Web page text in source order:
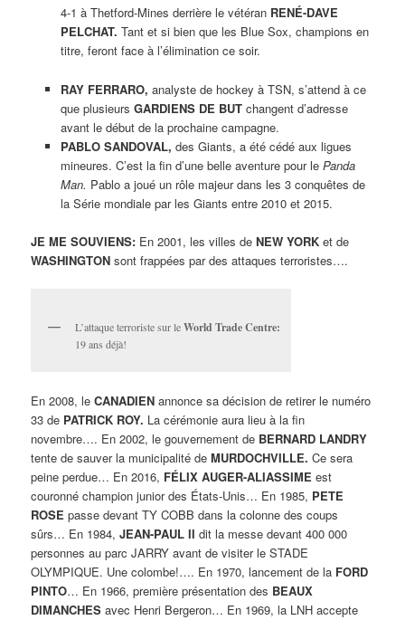
4-1 à Thetford-Mines derrière le vétéran RENÉ-DAVE
PELCHAT. Tant et si bien que les Blue Sox, champions en
titre, feront face à l’élimination ce soir.
RAY FERRARO, analyste de hockey à TSN, s’attend à ce
que plusieurs GARDIENS DE BUTchangent d’adresse
avant le début de la prochaine campagne.
PABLO SANDOVAL, des Giants, a été cédé aux ligues
mineures. C’est la fin d’une belle aventure pour le Panda
Man. Pablo a joué un rôle majeur dans les 3 conquêtes de
la Série mondiale par les Giants entre 2010 et 2015.
JE ME SOUVIENS: En 2001, les villes deNEW YORK et de
WASHINGTON sont frappées par des attaques terroristes….
L’attaque terroriste sur leWorld Trade Centre:
19 ans déjà!
En 2008, leCANADIEN annonce sa décision de retirer le numéro
33 de PATRICK ROY. La cérémonie aura lieu à la fin
novembre…. En 2002, le gouvernement de BERNARD LANDRY
tente de sauver la municipalité deMURDOCHVILLE. Ce sera
peine perdue… En 2016, FÉLIX AUGER-ALIASSIME est
couronné champion junior des États-Unis… En 1985, PETE
ROSE passe devant TY COBB dans la colonne des coups
sûrs… En 1984,JEAN-PAUL II dit la messe devant 400 000
personnes au parc JARRY avant de visiter le STADE
OLYMPIQUE. Une colombe!…. En 1970, lancement de la FORD
PINTO… En 1966, première présentation des BEAUX
DIMANCHES avec Henri Bergeron… En 1969, la LNH accepte